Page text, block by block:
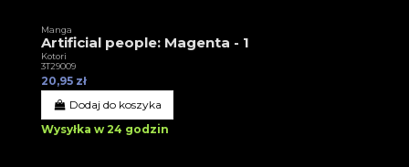
Manga
Artificial people: Magenta - 1
Kotori
3T29009
20,95 zł
Dodaj do koszyka
Wysyłka w 24 godzin